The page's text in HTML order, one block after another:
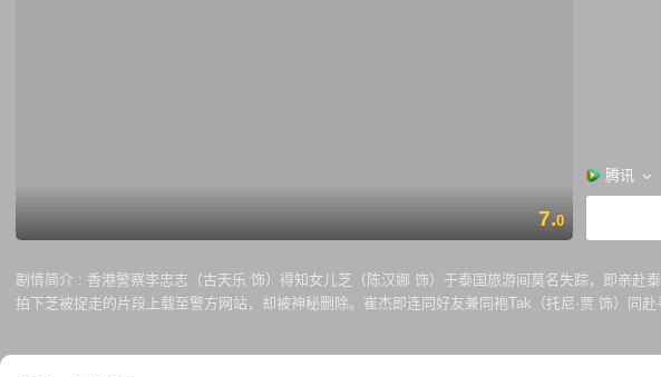
7.0
腾讯
剧情简介 : 香港警察李忠志（古天乐 饰）得知女儿芝（陈汉娜 饰）于泰国旅游间莫名失踪，即亲
拍下芝被捉走的片段上载至警方网站，却被神秘删除。崔杰即连同好友兼同袍Tak（托尼·贾 饰）同